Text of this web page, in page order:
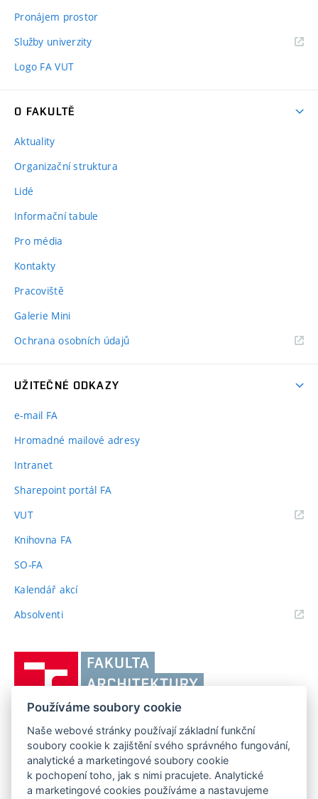
Pronájem prostor
Služby univerzity
Logo FA VUT
O FAKULTĚ
Aktuality
Organizační struktura
Lidé
Informační tabule
Pro média
Kontakty
Pracoviště
Galerie Mini
Ochrana osobních údajů
UŽITEČNÉ ODKAZY
e-mail FA
Hromadné mailové adresy
Intranet
Sharepoint portál FA
VUT(externí
Knihovna FA
SO-FA
Kalendář akcí
Absolventi(externí
učení
Brně,
Fakulta
architektury
FAKULTA ARCHITEKTURY VUT V BRNĚ
Poříčí 273/5, 639 00 Brno
Telefon: 54114 6600
www.fa.vutbr.cz
info@fa.vutbr.cz
Používáme soubory cookie
Naše webové stránky používají základní funkční
soubory cookie k zajištění svého správného fungování,
analytické a marketingové soubory cookie
k pochopení toho, jak s nimi pracujete. Analytické
a marketingové cookies používáme a nastavujeme